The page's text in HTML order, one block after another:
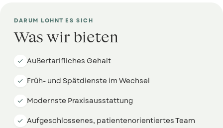
DARUM LOHNT ES SICH
Was wir bieten
 Außertarifliches Gehalt
 Früh- und Spätdienste im Wechsel
 Modernste Praxisausstattung
 Aufgeschlossenes, patientenorientiertes Team